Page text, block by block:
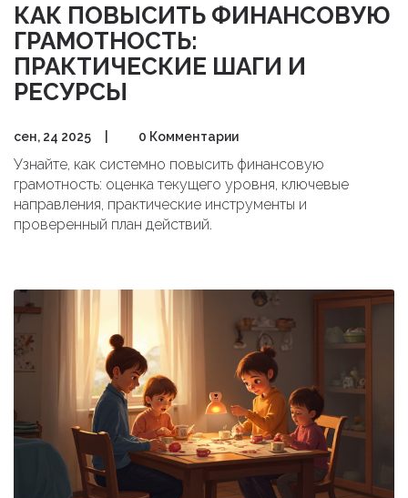
КАК ПОВЫСИТЬ ФИНАНСОВУЮ
ГРАМОТНОСТЬ:
ПРАКТИЧЕСКИЕ ШАГИ И
РЕСУРСЫ
сен, 24 2025 0 Комментарии
Узнайте, как системно повысить финансовую
грамотность: оценка текущего уровня, ключевые
направления, практические инструменты и
проверенный план действий.